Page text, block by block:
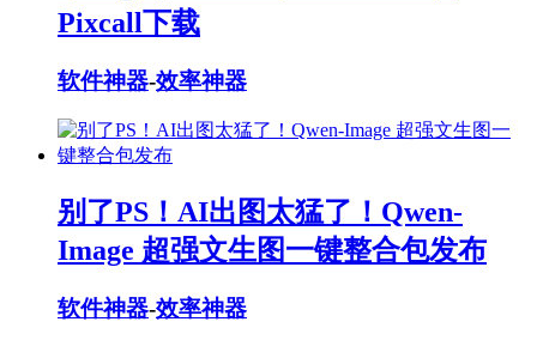
Pixcall下载
软件神器-效率神器
别了PS！AI出图太猛了！Qwen-
Image 超强文生图一键整合包发布
软件神器-效率神器